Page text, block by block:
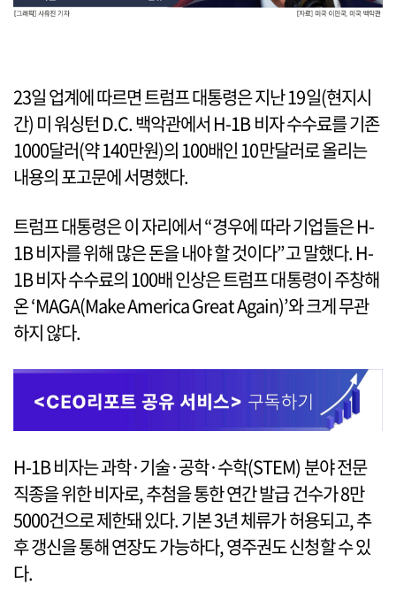
23일 업계에 따르면 트럼프 대통령은 지난 19일(현지시
간) 미 워싱턴 D.C. 백악관에서 H-1B 비자 수수료를 기존
1000달러(약 140만원)의 100배인 10만달러로 올리는
내용의 포고문에 서명했다.
트럼프 대통령은 이 자리에서 “경우에 따라 기업들은 H-
1B 비자를 위해 많은 돈을 내야 할 것이다”고 말했다. H-
1B 비자 수수료의 100배 인상은 트럼프 대통령이 주창해
온 ‘MAGA(Make America Great Again)’와 크게 무관
하지 않다.
H-1B 비자는 과학·기술·공학·수학(STEM) 분야 전문
직종을 위한 비자로, 추첨을 통한 연간 발급 건수가 8만
5000건으로 제한돼 있다. 기본 3년 체류가 허용되고, 추
후 갱신을 통해 연장도 가능하다, 영주권도 신청할 수 있
다.